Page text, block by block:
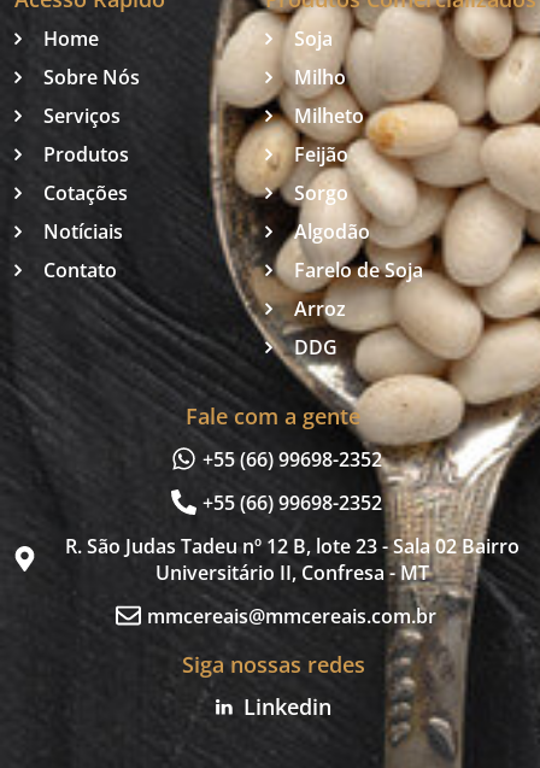
Home
Sobre Nós
Serviços
Produtos
Cotações
Notíciais
Contato
Soja
Milho
Milheto
Feijão
Sorgo
Algodão
Farelo de Soja
Arroz
DDG
Fale com a gente
+55 (66) 99698-2352
+55 (66) 99698-2352
R. São Judas Tadeu nº 12 B, lote 23 - Sala 02 Bairro
Universitário II, Confresa - MT
mmcereais@mmcereais.com.br
Siga nossas redes
Linkedin